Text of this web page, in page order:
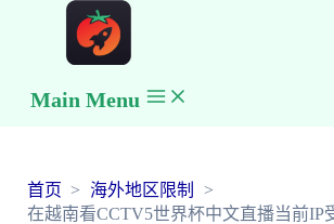
Main Menu
首页
海外地区限制
在越南看CCTV5世界杯中文直播当前IP